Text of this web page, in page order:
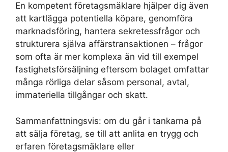
En kompetent företagsmäklare hjälper dig även
att kartlägga potentiella köpare, genomföra
marknadsföring, hantera sekretessfrågor och
strukturera själva affärstransaktionen – frågor
som ofta är mer komplexa än vid till exempel
fastighetsförsäljning eftersom bolaget omfattar
många rörliga delar såsom personal, avtal,
immateriella tillgångar och skatt.
Sammanfattningsvis: om du går i tankarna på
att sälja företag, se till att anlita en trygg och
erfaren företagsmäklare eller